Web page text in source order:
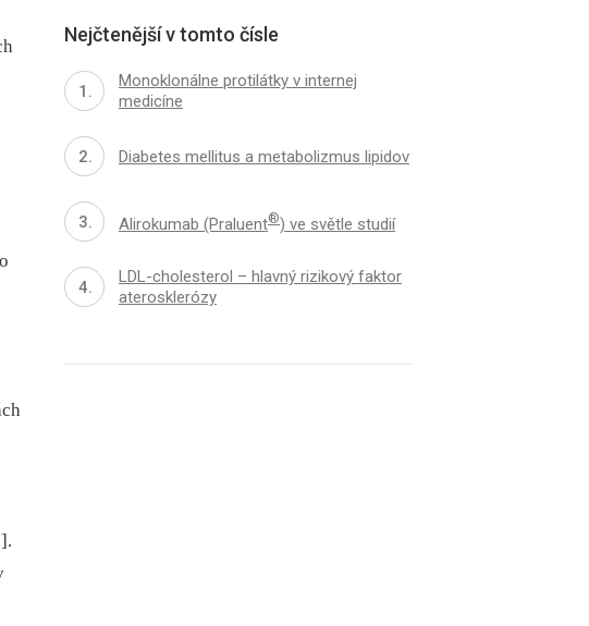
Nejčtenější v tomto čísle
Monoklonálne protilátky v internej
medicíne
Diabetes mellitus a metabolizmus lipidov
Alirokumab (Praluent®) ve světle studií
LDL-cholesterol – hlavný rizikový faktor
aterosklerózy